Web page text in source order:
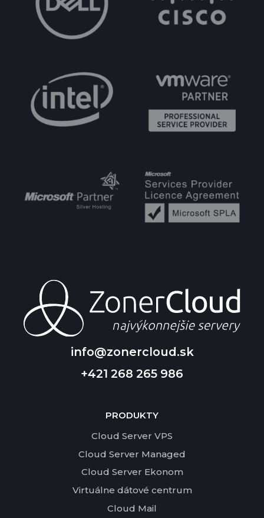
info@zonercloud.sk
+421 268 265 986
PRODUKTY
Cloud Server VPS
Cloud Server Managed
Cloud Server Ekonom
Virtuálne dátové centrum
Cloud Mail